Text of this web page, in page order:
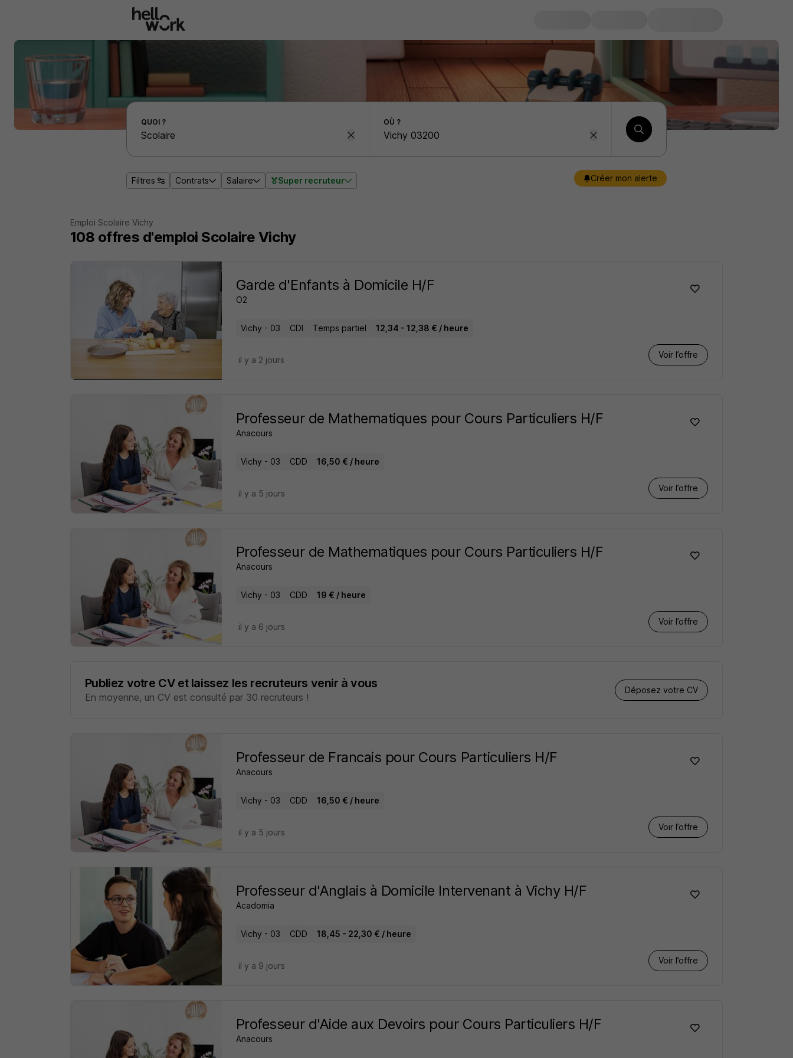
Effectuer une recherche d'emploi par localité
QUOI ? OÙ ?
Filtres Contrats Salaire Super recruteur Créer mon alerte
Emploi Scolaire Vichy
108 offres d'emploi Scolaire Vichy
Garde d'Enfants à Domicile H/F
O2
Vichy - 03 CDI Temps partiel 12,34 - 12,38 € / heure
Voir l’offre
il y a 2 jours
Professeur de Mathematiques pour Cours Particuliers H/F
Anacours
Vichy - 03 CDD 16,50 € / heure
Voir l’offre
il y a 5 jours
Professeur de Mathematiques pour Cours Particuliers H/F
Anacours
Vichy - 03 CDD 19 € / heure
Voir l’offre
il y a 6 jours
Publiez votre CV et laissez les recruteurs venir à vous
En moyenne, un CV est consulté par 30 recruteurs !
Déposez votre CV
Professeur de Francais pour Cours Particuliers H/F
Anacours
Vichy - 03 CDD 16,50 € / heure
Voir l’offre
il y a 5 jours
Professeur d'Anglais à Domicile Intervenant à Vichy H/F
Acadomia
Vichy - 03 CDD 18,45 - 22,30 € / heure
Voir l’offre
il y a 9 jours
Professeur d'Aide aux Devoirs pour Cours Particuliers H/F
Anacours